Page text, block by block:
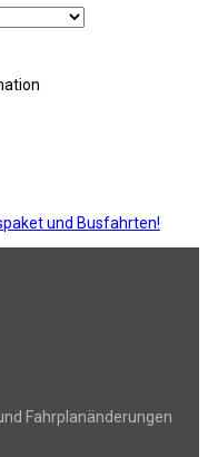
und Busfahrten!
Fahrplanänderungen